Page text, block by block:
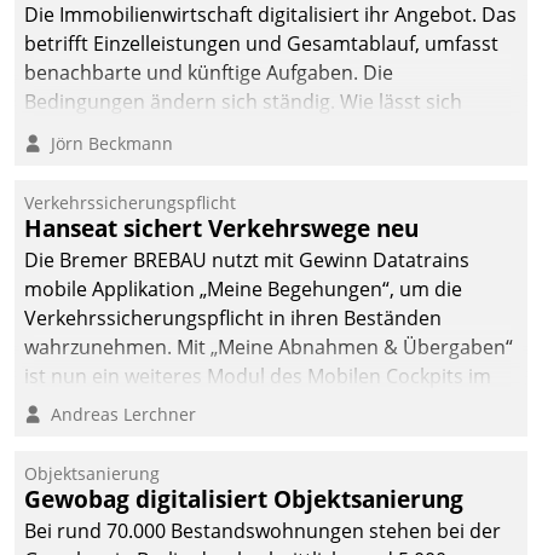
Die Immobilienwirtschaft digitalisiert ihr Angebot. Das
betrifft Einzelleistungen und Gesamtablauf, umfasst
benachbarte und künftige Aufgaben. Die
Bedingungen ändern sich ständig. Wie lässt sich
technisch die Kontrolle wahren und zugleich Freiraum
fürs Wachsen öffnen?
Jörn Beckmann
Verkehrssicherungspflicht
Hanseat sichert Verkehrswege neu
Die Bremer BREBAU nutzt mit Gewinn Datatrains
mobile Applikation „Meine Begehungen“, um die
Verkehrssicherungspflicht in ihren Beständen
wahrzunehmen. Mit „Meine Abnahmen & Übergaben“
ist nun ein weiteres Modul des Mobilen Cockpits im
Einsatz.
Andreas Lerchner
Objektsanierung
Gewobag digitalisiert Objektsanierung
Bei rund 70.000 Bestandswohnungen stehen bei der